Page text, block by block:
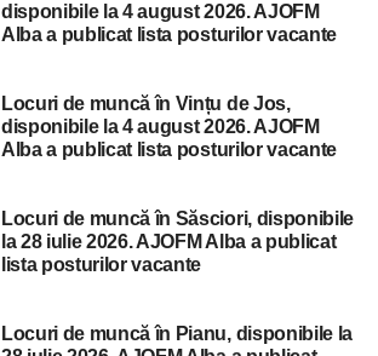
disponibile la 4 august 2026. AJOFM
Alba a publicat lista posturilor vacante
Locuri de muncă în Vințu de Jos,
disponibile la 4 august 2026. AJOFM
Alba a publicat lista posturilor vacante
Locuri de muncă în Săsciori, disponibile
la 28 iulie 2026. AJOFM Alba a publicat
lista posturilor vacante
Locuri de muncă în Pianu, disponibile la